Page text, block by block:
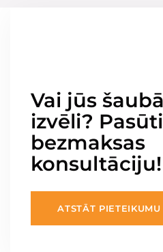
Vai jūs
izvēli?
bezmaksas
konsultāciju!
ATSTĀT PIETEIKUMU